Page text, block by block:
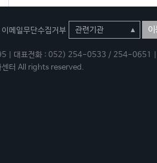
이메일무단수집거부 이
95 | 대표전화 : 052) 254-0533 / 254-
터 All rights reserved.